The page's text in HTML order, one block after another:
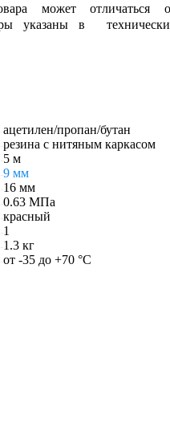
может отличаться
указаны в
ацетилен/пропан/бутан
резина с нитяным каркасом
5 м
9 мм
16 мм
0.63 МПа
красный
1
1.3 кг
от -35 до +70 °С